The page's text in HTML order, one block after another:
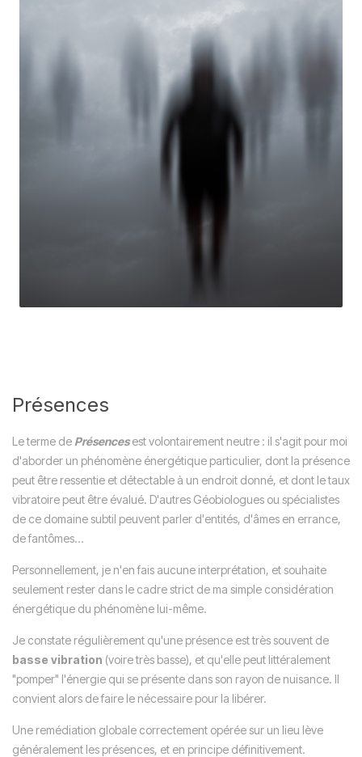
Présences
Le terme de Présencesest volontairement neutre : il s'agit pour moi
d'aborder un phénomène énergétique particulier, dont la présence
peut être ressentie et détectable à un endroit donné, et dont le taux
vibratoire peut être évalué. D'autres Géobiologues ou spécialistes
de ce domaine subtil peuvent parler d'entités, d'âmes en errance,
de fantômes...
Personnellement, je n'en fais aucune interprétation, et souhaite
seulement rester dans le cadre strict de ma simple considération
énergétique du phénomène lui-même.
Je constate régulièrement qu'une présence est très souvent de
basse vibration (voire très basse), et qu'elle peut littéralement
"pomper" l'énergie qui se présente dans son rayon de nuisance. Il
convient alors de faire le nécessaire pour la libérer.
Une remédiation globale correctement opérée sur un lieu lève
généralement les présences, et en principe définitivement.